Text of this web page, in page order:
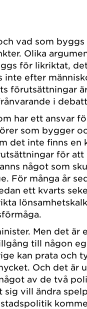
vad som
Olika
för likriktat,
efter
förutsättningar
i
har ett ansvar
som bygger
det inte finns en
för att
något som
För många år
ett kvarts
Men det är
till någon
kan prata och
Och det är
av de två
sig vill ändra